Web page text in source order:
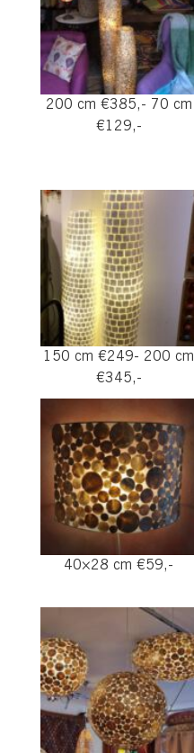
200 cm €385,- 70 cm
€129,-
150 cm €249- 200 cm
€345,-
40×28 cm €59,-